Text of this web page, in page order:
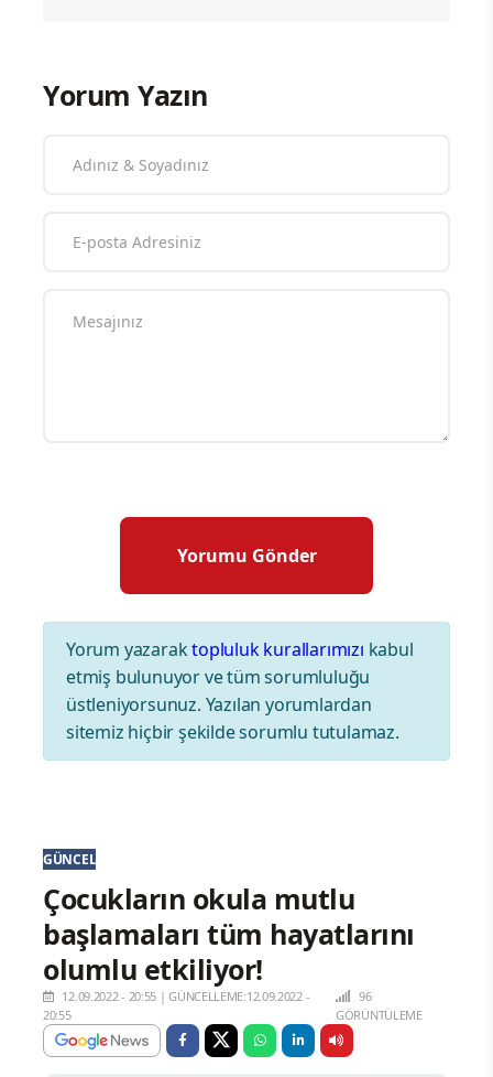
Yorum Yazın
Yorum yazaraktopluluk kurallarımızı kabul
etmiş bulunuyor ve tüm sorumluluğu
üstleniyorsunuz. Yazılan yorumlardan
sitemiz hiçbir şekilde sorumlu tutulamaz.
GÜNCEL
Çocukların okula mutlu
başlamaları tüm hayatlarını
olumlu etkiliyor!
12.09.2022 - 20:55 |GÜNCELLEME:12.09.2022 -
20:55
96
GÖRÜNTÜLEME